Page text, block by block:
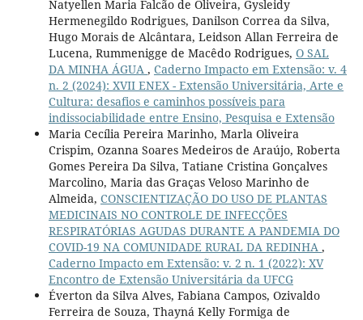
Natyellen Maria Falcão de Oliveira, Gysleidy
Hermenegildo Rodrigues, Danilson Correa da Silva,
Hugo Morais de Alcântara, Leidson Allan Ferreira de
Lucena, Rummenigge de Macêdo Rodrigues, O SAL
DA MINHA ÁGUA , Caderno Impacto em Extensão: v. 4
n. 2 (2024): XVII ENEX - Extensão Universitária, Arte e
Cultura: desafios e caminhos possíveis para
indissociabilidade entre Ensino, Pesquisa e Extensão
Maria Cecília Pereira Marinho, Marla Oliveira
Crispim, Ozanna Soares Medeiros de Araújo, Roberta
Gomes Pereira Da Silva, Tatiane Cristina Gonçalves
Marcolino, Maria das Graças Veloso Marinho de
Almeida, CONSCIENTIZAÇÃO DO USO DE PLANTAS
MEDICINAIS NO CONTROLE DE INFECÇÕES
RESPIRATÓRIAS AGUDAS DURANTE A PANDEMIA DO
COVID-19 NA COMUNIDADE RURAL DA REDINHA ,
Caderno Impacto em Extensão: v. 2 n. 1 (2022): XV
Encontro de Extensão Universitária da UFCG
Éverton da Silva Alves, Fabiana Campos, Ozivaldo
Ferreira de Souza, Thayná Kelly Formiga de